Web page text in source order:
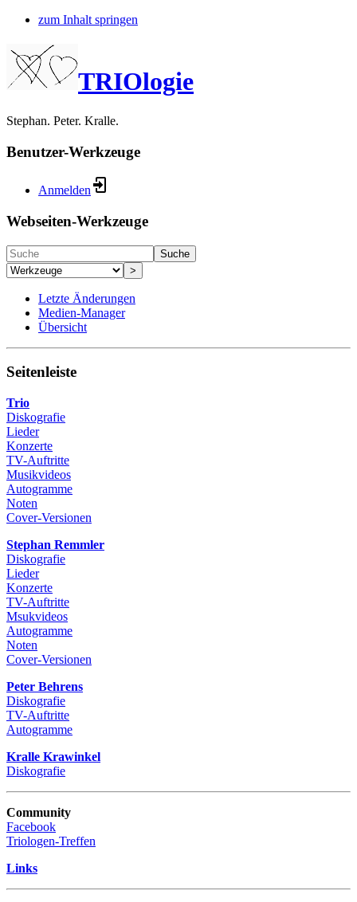
zum Inhalt springen
TRIOlogie
Stephan. Peter. Kralle.
Benutzer-Werkzeuge
Anmelden
Webseiten-Werkzeuge
Suche
>
Letzte Änderungen
Medien-Manager
Übersicht
Seitenleiste
Trio
Diskografie
Lieder
Konzerte
TV-Auftritte
Musikvideos
Autogramme
Noten
Cover-Versionen
Stephan Remmler
Diskografie
Lieder
Konzerte
TV-Auftritte
Msukvideos
Autogramme
Noten
Cover-Versionen
Peter Behrens
Diskografie
TV-Auftritte
Autogramme
Kralle Krawinkel
Diskografie
Community
Facebook
Triologen-Treffen
Links